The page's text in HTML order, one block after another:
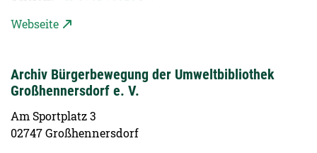
Webseite
Archiv Bürgerbewegung der Umweltbibliothek
Großhennersdorf e. V.
Am Sportplatz 3
02747 Großhennersdorf